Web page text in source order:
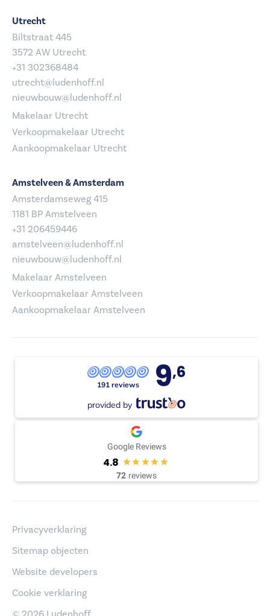
Utrecht
Biltstraat 445
3572 AW Utrecht
+31 302368484
utrecht@ludenhoff.nl
nieuwbouw@ludenhoff.nl
Makelaar Utrecht
Verkoopmakelaar Utrecht
Aankoopmakelaar Utrecht
Amstelveen & Amsterdam
Amsterdamseweg 415
1181 BP Amstelveen
+31 206459446
amstelveen@ludenhoff.nl
nieuwbouw@ludenhoff.nl
Makelaar Amstelveen
Verkoopmakelaar Amstelveen
Aankoopmakelaar Amstelveen
191 reviews 9,6
provided by
Google Reviews
4.8
72 reviews
Privacyverklaring
Sitemap objecten
Website developers
Cookie verklaring